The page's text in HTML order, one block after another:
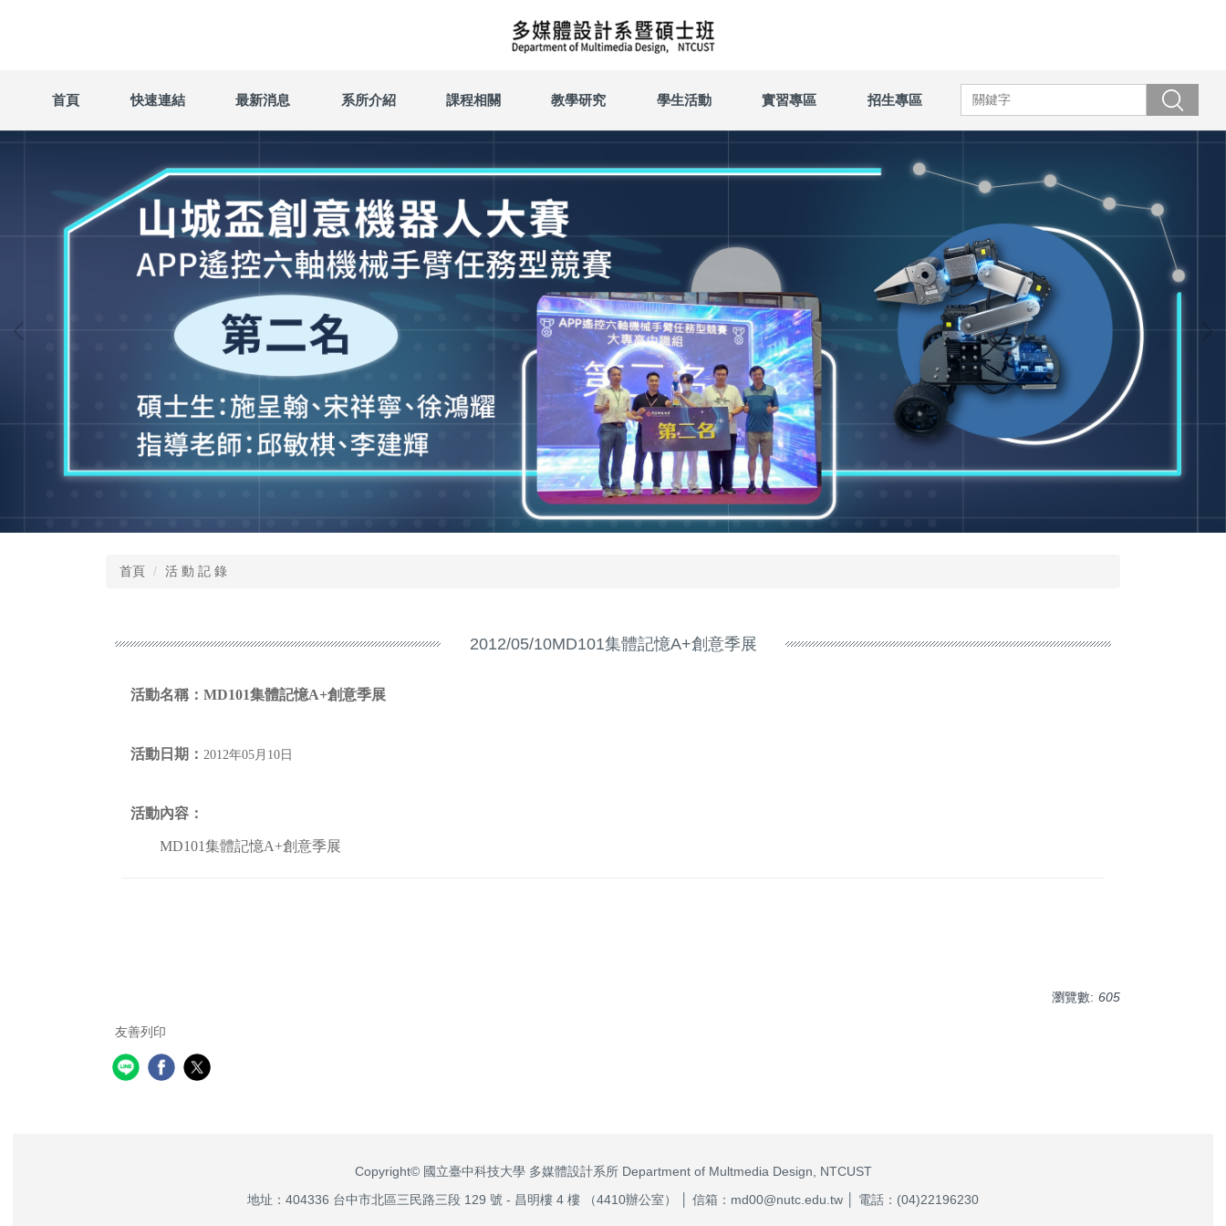
區
首頁 快速連結 最新消息 系所介紹 課程相關 教學研究 學生活動 實習專區 招生專區 搜尋
首頁 活 動 記 錄
2012/05/10MD101集體記憶A+創意季展
活動名稱： MD101集體記憶A+創意季展
活動日期： 2012年05月10日
活動內容：
MD101集體記憶A+創意季展
瀏覽數: 605
友善列印
Copyright© 國立臺中科技大學 多媒體設計系所 Department of Multmedia Design, NTCUST
地址：404336 台中市北區三民路三段 129 號 - 昌明樓 4 樓 （4410辦公室） │ 信箱：md00@nutc.edu.tw │ 電話：(04)22196230